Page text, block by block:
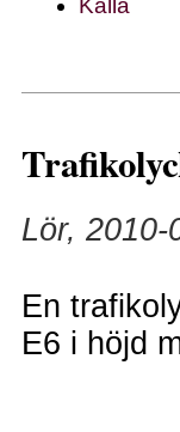
Källa
Lör, 2010-
En
E6 i höjd